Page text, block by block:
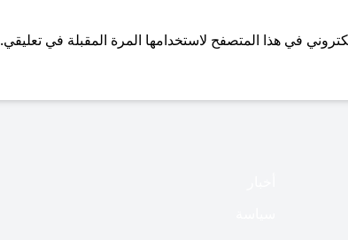
في هذا المتصفح لاستخدامها المرة المقبلة في تعليقي.